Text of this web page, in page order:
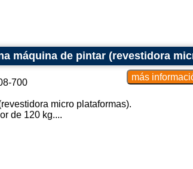
máquina de pintar (revestidora
700
micro plataformas).
de 120 kg....